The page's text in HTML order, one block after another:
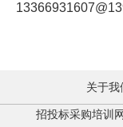
关于我
招投标采购培训